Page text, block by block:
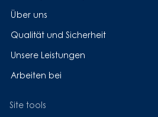
Über uns
Qualität und Sicherheit
Unsere Leistungen
Arbeiten bei
Site tools